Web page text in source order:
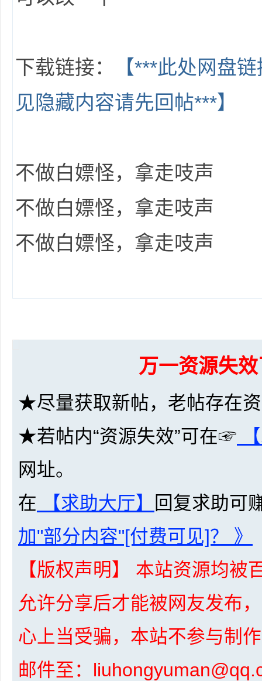
下载链接：
【***此处网盘
见隐藏内容请先回帖***】
不做白嫖怪，拿走吱声
不做白嫖怪，拿走吱声
不做白嫖怪，拿走吱声
万一资源失
★尽量获取新帖，老帖存在
★若帖内“资源失效”可在☞
网址。
在 【求助大厅】
回复求助可
加"部分内容"[付费可见]？ 》
【版权声明】 本站资源均
允许分享后才能被网友发布
心上当受骗，本站不参与制
邮件至：